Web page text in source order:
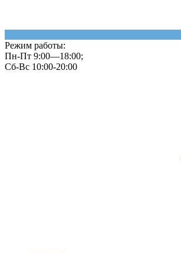
Режим работы:
Пн-Пт 9:00—18:00;
Сб-Вс 10:00-20:00